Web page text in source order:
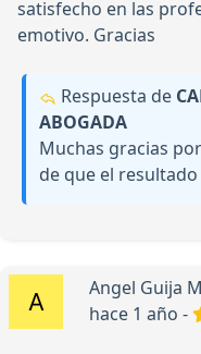
satisfecho en las
emotivo. Gracias
Respuesta de
ABOGADA
Muchas gracias
de que el
Angel Guija
hace 1 año -